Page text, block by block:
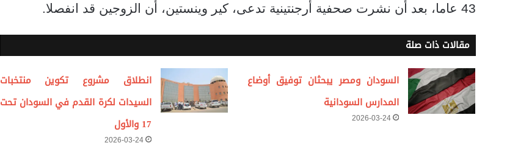
43 عاما، بعد أن نشرت صحفية أرجنتينية تدعى، كير وينستين، أن الزوجين قد انفصلا.
مقالات ذات صلة
السودان ومصر يبحثان توفيق أوضاع
المدارس السودانية
2026-03-24
انطلاق مشروع تكوين منتخبات
السيدات لكرة القدم في السودان تحت
17 والأول
2026-03-24